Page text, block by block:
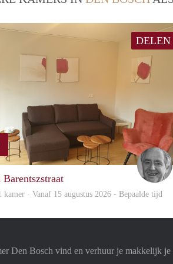
DELEN
kamer · Vanaf 15 augustus 2026 - Bepaalde tijd
Den Bosch vind en verhuur je makkelijk je